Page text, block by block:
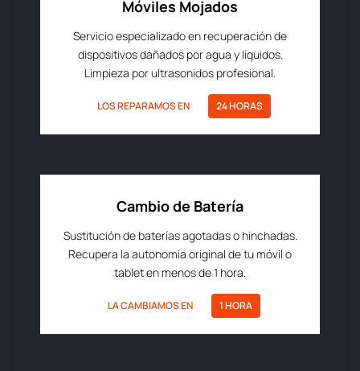
Móviles Mojados
Servicio especializado en recuperación de
dispositivos dañados por agua y líquidos.
Limpieza por ultrasonidos profesional.
LOS REPARAMOS EN 24 HORAS
Cambio de Batería
Sustitución de baterías agotadas o hinchadas.
Recupera la autonomía original de tu móvil o
tablet en menos de 1 hora.
LA CAMBIAMOS EN 1 HORA